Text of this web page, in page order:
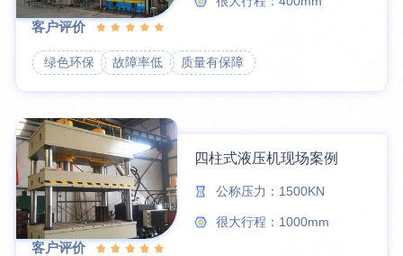
客户评价
绿色环保 故障率低 质量有保障
四柱式液压机现场案例
公称压力：1500KN
很大行程：1000mm
客户评价